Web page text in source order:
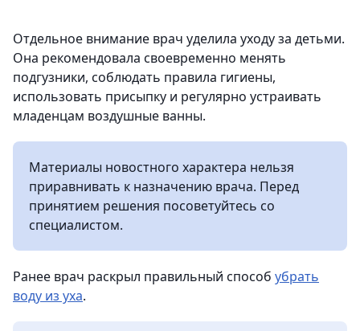
Отдельное внимание врач уделила уходу за детьми.
Она рекомендовала своевременно менять
подгузники, соблюдать правила гигиены,
использовать присыпку и регулярно устраивать
младенцам воздушные ванны.
Материалы новостного характера нельзя
приравнивать к назначению врача. Перед
принятием решения посоветуйтесь со
специалистом.
Ранее врач раскрыл правильный способ убрать
воду из уха.